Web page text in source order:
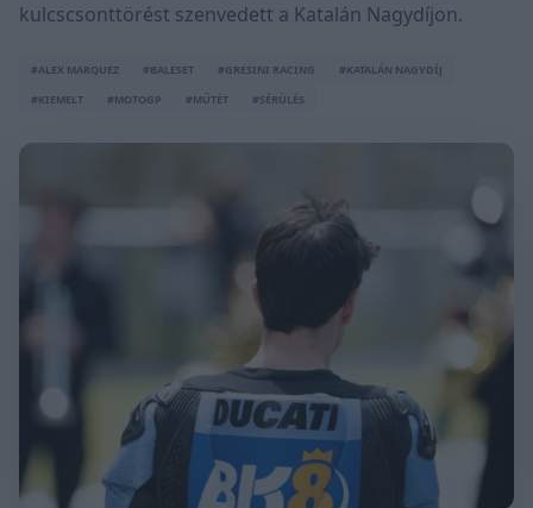
kulcscsonttörést szenvedett a Katalán Nagydíjon.
#ALEX MARQUEZ #BALESET #GRESINI RACING
#KATALÁN NAGYDÍJ
#KIEMELT
#MOTOGP #MŰTÉT #SÉRÜLÉS